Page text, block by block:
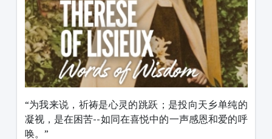
“为我来说，祈祷是心灵的跳跃；是投向天乡单纯的
凝视，是在困苦--如同在喜悦中的一声感恩和爱的呼
唤。”